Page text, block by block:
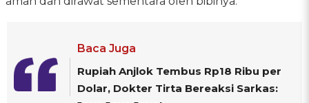
Baca Juga
Rupiah Anjlok Tembus Rp18 Ribu per
Dolar, Dokter Tirta Bereaksi Sarkas: